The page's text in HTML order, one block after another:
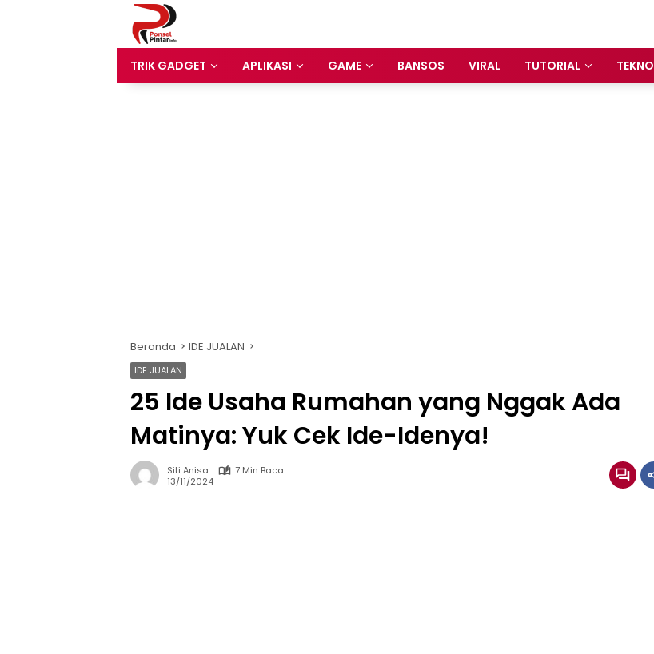
TRIK GADGET
APLIKASI GAME BANSOS VIRAL TUTORIAL TEKNO
Beranda IDE JUALAN
IDE JUALAN
25 Ide Usaha Rumahan yang Nggak Ada
Matinya: Yuk Cek Ide-Idenya!
Siti Anisa
7 Min Baca
13/11/2024